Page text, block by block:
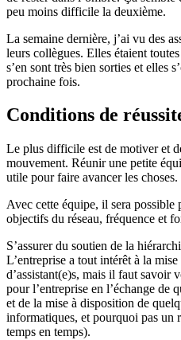
peu moins difficile la deuxième.
La semaine dernière, j’ai vu des
leurs collègues. Elles étaient
s’en sont très bien sorties et elles
prochaine fois.
Conditions de
Le plus difficile est de motiver et
mouvement. Réunir une petite
utile pour faire avancer les choses.
Avec cette équipe, il sera
objectifs du réseau, fréquence et
S’assurer du soutien de la
L’entreprise a tout intérêt à la mise
d’assistant(e)s, mais il faut savoir
pour l’entreprise en l’échange de
et de la mise à disposition de
informatiques, et pourquoi pas un
temps en temps).